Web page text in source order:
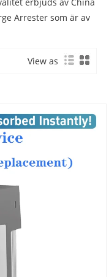
Arrester som är av
View as